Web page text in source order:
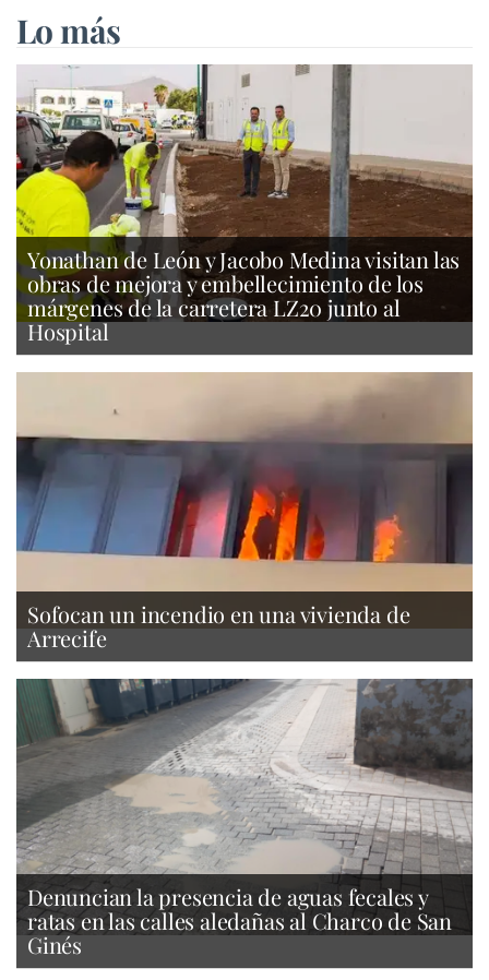
Lo más
Yonathan de León y Jacobo Medina visitan las
obras de mejora y embellecimiento de los
márgenes de la carretera LZ20 junto al
Hospital
Sofocan un incendio en una vivienda de
Arrecife
Denuncian la presencia de aguas fecales y
ratas en las calles aledañas al Charco de San
Ginés